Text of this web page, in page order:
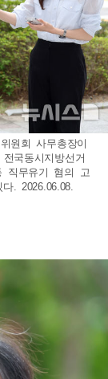
원회 사무총장이
국동시지방선거
직무유기 혐의 고
. 2026.06.08.